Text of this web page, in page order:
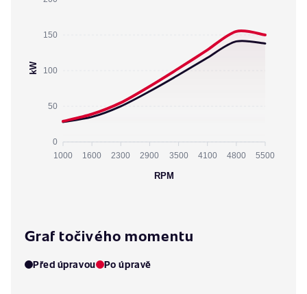
150
100
50
0
kW
1000 1600 2300 2900 3500 4100 4800 5500
RPM
Graf točivého momentu
Před úpravou Po úpravě